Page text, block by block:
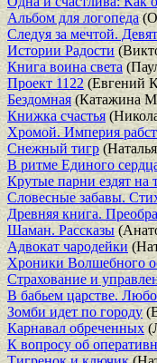
Альбом для логопеда
Следуя за мечтой.
Истории Радости
Книга воина света
Проект 1122 (Евгений
Бездомная(Катажина
Книжка счастья
Хромой. Империя
Снежный тигр
В ритме Единого
Крутые парни ездят на
Словесные забавы.
Древняя книга.
Шаман. Рассказы
Адвокат чародейки
Хроники Волшебного
Страхование и
В бабьем царстве.
Зомби идет по городу
Карнавал обреченных
К вопросу об